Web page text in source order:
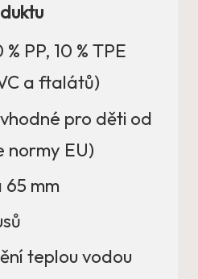
PP, 10 % TPE
a ftalátů)
pro děti od
normy EU)
65 mm
teplou vodou